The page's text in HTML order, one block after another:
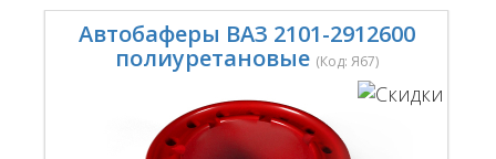
Автобаферы ВАЗ 2101-2912600
полиуретановые (Код: Я67)